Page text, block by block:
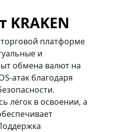
KRAKEN
платформе
и
обмена валют на
атак благодаря
лёгок в освоении, а